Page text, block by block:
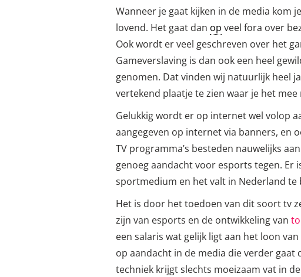
Wanneer je gaat kijken in de media kom
lovend. Het gaat dan op veel fora over
Ook wordt er veel geschreven over het
Gameverslaving is dan ook een heel
genomen. Dat vinden wij natuurlijk heel
vertekend plaatje te zien waar je het
Gelukkig wordt er op internet wel volop
aangegeven op internet via banners, en
TV programma’s besteden nauwelijks
genoeg aandacht voor esports tegen. Er
sportmedium en het valt in Nederland te
Het is door het toedoen van dit soort tv
zijn van esports en de ontwikkeling van
een salaris wat gelijk ligt aan het loon
op aandacht in de media die verder
techniek krijgt slechts moeizaam vat in